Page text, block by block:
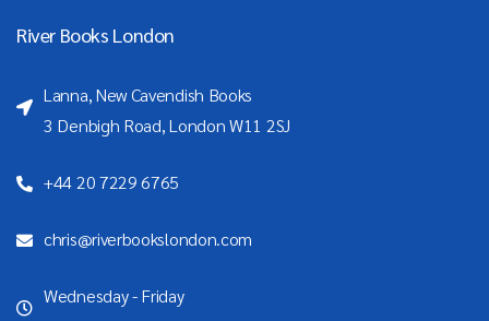
River Books London
Lanna, New Cavendish Books
3 Denbigh Road, London W11 2SJ
+44 20 7229 6765
chris@riverbookslondon.com
Wednesday - Friday